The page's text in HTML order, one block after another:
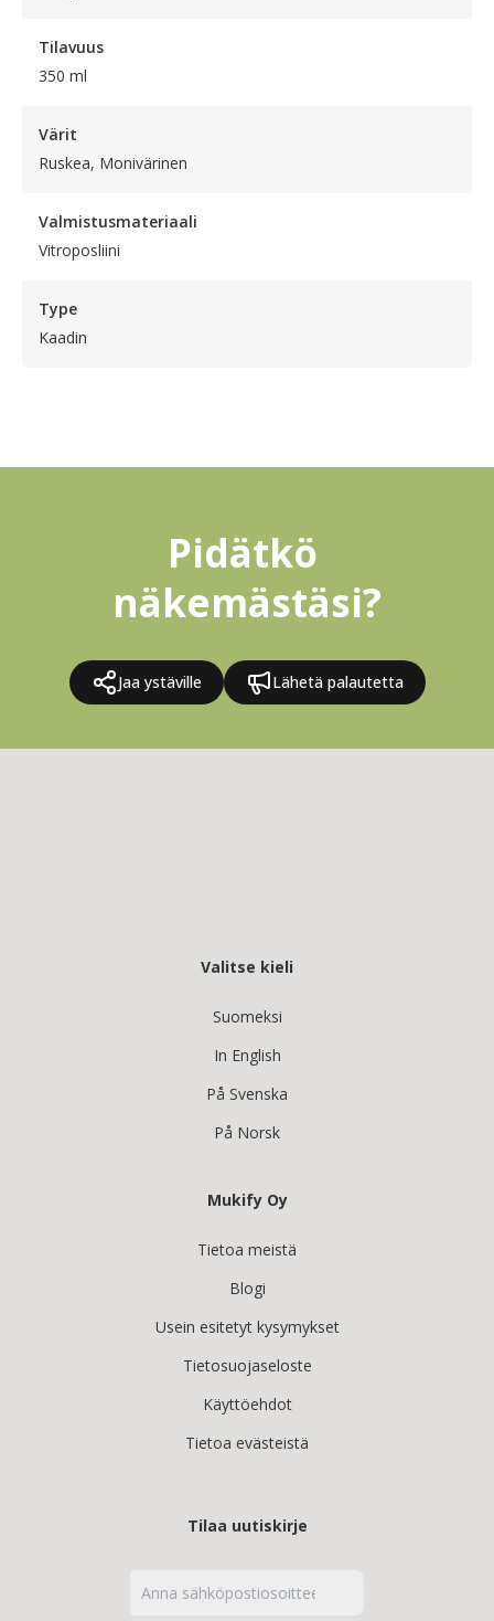
Tilavuus
350 ml
Värit
Ruskea, Monivärinen
Valmistusmateriaali
Vitroposliini
Type
Kaadin
Pidätkö
näkemästäsi?
Jaa ystäville Lähetä palautetta
Valitse kieli
Suomeksi
In English
På Svenska
På Norsk
Mukify Oy
Tietoa meistä
Blogi
Usein esitetyt kysymykset
Tietosuojaseloste
Käyttöehdot
Tietoa evästeistä
Tilaa uutiskirje